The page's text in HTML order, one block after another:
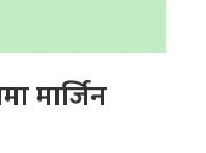
मार्जिन